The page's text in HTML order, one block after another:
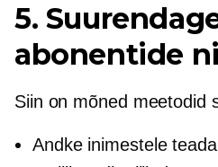
5.
abonentide
Siin on mõned meetodid
Andke inimestele